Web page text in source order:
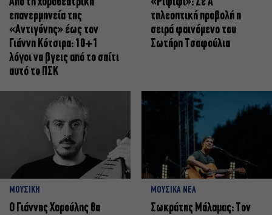
επανερμηνεία της
«Αντιγόνης» έως τον
Γιάννη Κότσιρα: 10+1
λόγοι να βγεις από το σπίτι
αυτό το ΠΣΚ
τηλεοπτική προβολή η
σειρά φαινόμενο του
Σωτήρη Τσαφούλια
ΜΟΥΣΙΚΗ
Ο Γιάννης Χαρούλης θα
ΜΟΥΣΙΚΑ ΝΕΑ
Σωκράτης Μάλαμας: Τον